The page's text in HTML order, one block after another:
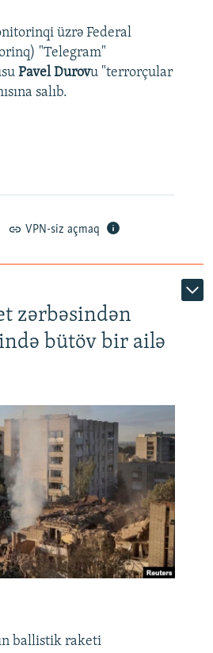
üzrə Federal
"Telegram"
Pavel Durovu "terrorçular
salıb.
VPN-siz açmaq
zərbəsindən
bütöv bir ailə
ballistik raketi